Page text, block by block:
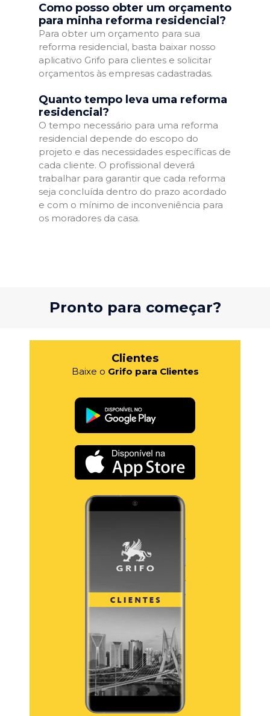
Como posso obter um orçamento
para minha reforma residencial?
Para obter um orçamento para sua
reforma residencial, basta baixar nosso
aplicativo Grifo para clientes e solicitar
orçamentos às empresas cadastradas.
Quanto tempo leva uma reforma
residencial?
O tempo necessário para uma reforma
residencial depende do escopo do
projeto e das necessidades específicas de
cada cliente. O profissional deverá
trabalhar para garantir que cada reforma
seja concluída dentro do prazo acordado
e com o mínimo de inconveniência para
os moradores da casa.
Pronto para começar?
Clientes
Baixe o Grifo para Clientes